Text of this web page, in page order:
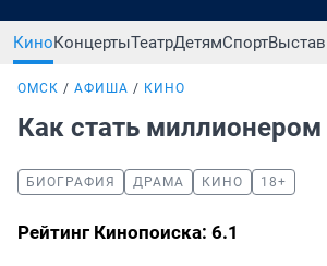
КиноКонцертыТеатрДетямСпорт
ОМСК АФИША КИНО
Как стать миллионером
БИОГРАФИЯ ДРАМА КИНО 18+
Рейтинг Кинопоиска: 6.1